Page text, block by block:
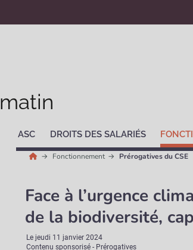
matin
ASC DROITS DES SALARIÉS
Fonctionnement Prérogatives du CSE
Face à l’urgence
de la biodiversité,
Le jeudi 11 janvier 2024
Contenu sponsorisé - Prérogatives